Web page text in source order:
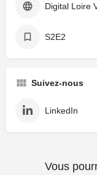
Digital Loire
S2E2
Suivez-nous
LinkedIn
Vous